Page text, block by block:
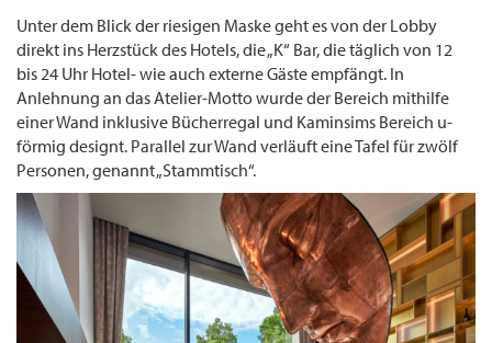
Unter dem Blick der riesigen Maske geht es von der Lobby
direkt ins Herzstück des Hotels, die „K“ Bar, die täglich von 12
bis 24 Uhr Hotel- wie auch externe Gäste empfängt. In
Anlehnung an das Atelier-Motto wurde der Bereich mithilfe
einer Wand inklusive Bücherregal und Kaminsims Bereich u-
förmig designt. Parallel zur Wand verläuft eine Tafel für zwölf
Personen, genannt „Stammtisch“.